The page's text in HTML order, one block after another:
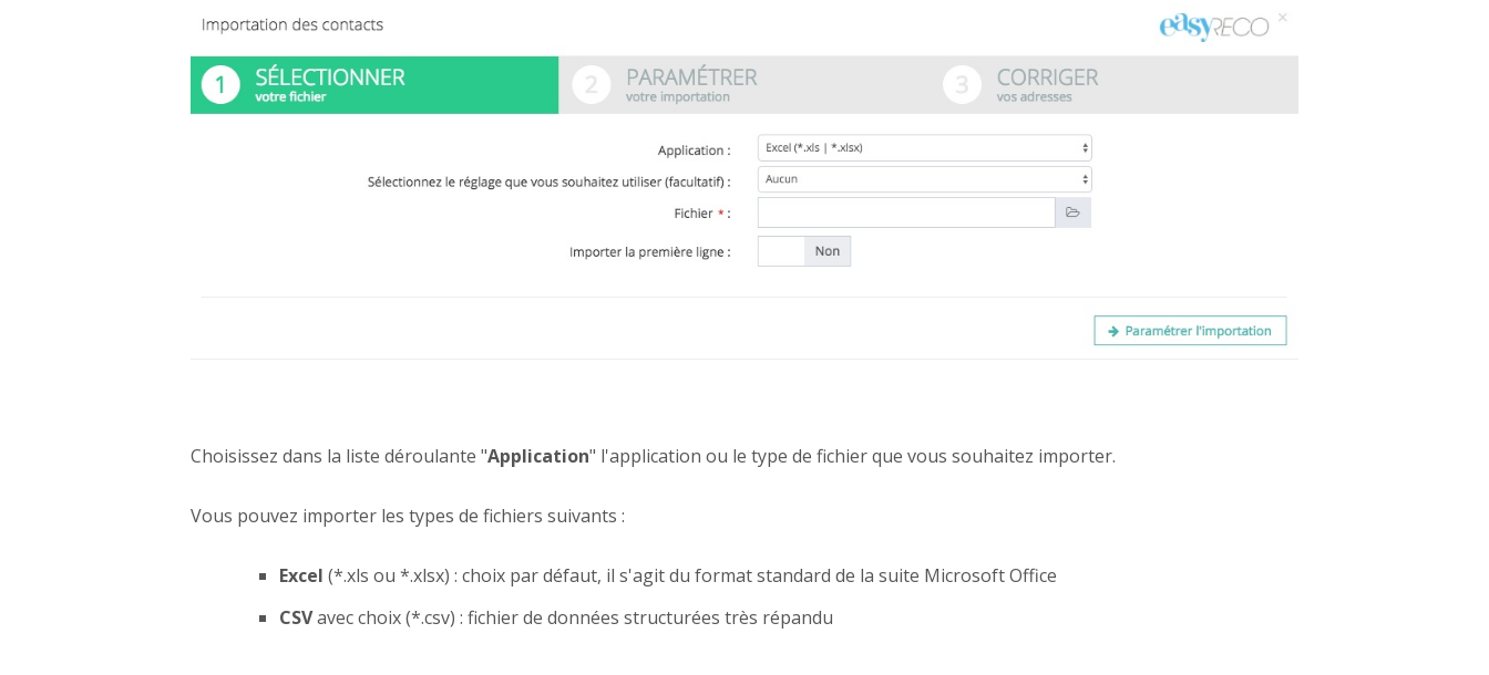
Choisissez dans la liste déroulante "Application" l'application ou le type de fichier que vous souhaitez importer.
Vous pouvez importer les types de fichiers suivants :
Excel (*.xls ou *.xlsx) : choix par défaut, il s'agit du format standard de la suite Microsoft Office
CSVavec choix (*.csv) : fichier de données structurées très répandu